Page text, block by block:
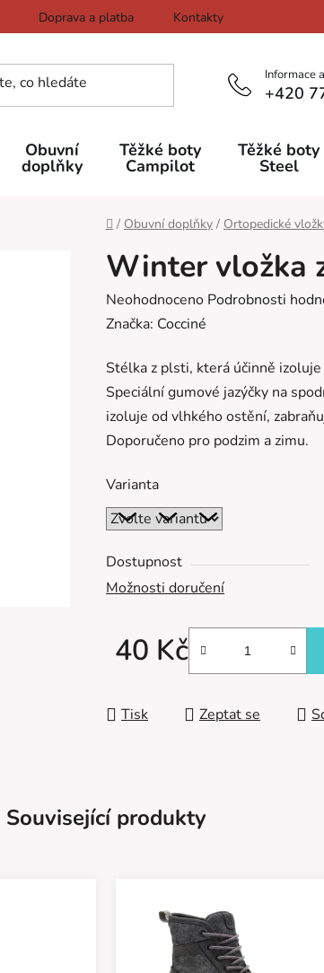
Doprava a platba Kontakty
Informace
+420
Obuvní
doplňky
Těžké boty
Campilot
Těžké boty
Steel
Domů
/ Obuvní doplňky / Ortopedické
Winter vložka
Průměrné
hodnocení
je
0,0
z
5
Neohodnoceno Podrobnosti
Značka: Cocciné
Stélka z plsti, která účinně
Speciální gumové jazýčky na
izoluje od vlhkého ostění,
Doporučeno pro podzim a zimu.
Varianta
Dostupnost
Možnosti doručení
40 Kč
Měrná cena:
Tisk Zeptat se
Související produkty